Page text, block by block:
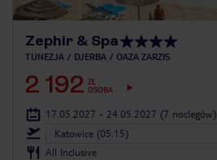
Zephir & Spa
TUNEZJA DJERBA OAZA ZARZIS
2 192 ZŁ
OSOBA
17.05.2027 - 24.05.2027 (7 noclegów)
Katowice (05:15)
All Inclusive